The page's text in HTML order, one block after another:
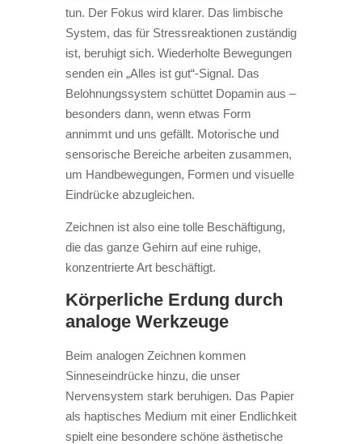
tun. Der Fokus wird klarer. Das limbische
System, das für Stressreaktionen zuständig
ist, beruhigt sich. Wiederholte Bewegungen
senden ein „Alles ist gut“-Signal. Das
Belohnungssystem schüttet Dopamin aus –
besonders dann, wenn etwas Form
annimmt und uns gefällt. Motorische und
sensorische Bereiche arbeiten zusammen,
um Handbewegungen, Formen und visuelle
Eindrücke abzugleichen.
Zeichnen ist also eine tolle Beschäftigung,
die das ganze Gehirn auf eine ruhige,
konzentrierte Art beschäftigt.
Körperliche Erdung durch
analoge Werkzeuge
Beim analogen Zeichnen kommen
Sinneseindrücke hinzu, die unser
Nervensystem stark beruhigen. Das Papier
als haptisches Medium mit einer Endlichkeit
spielt eine besondere schöne ästhetische